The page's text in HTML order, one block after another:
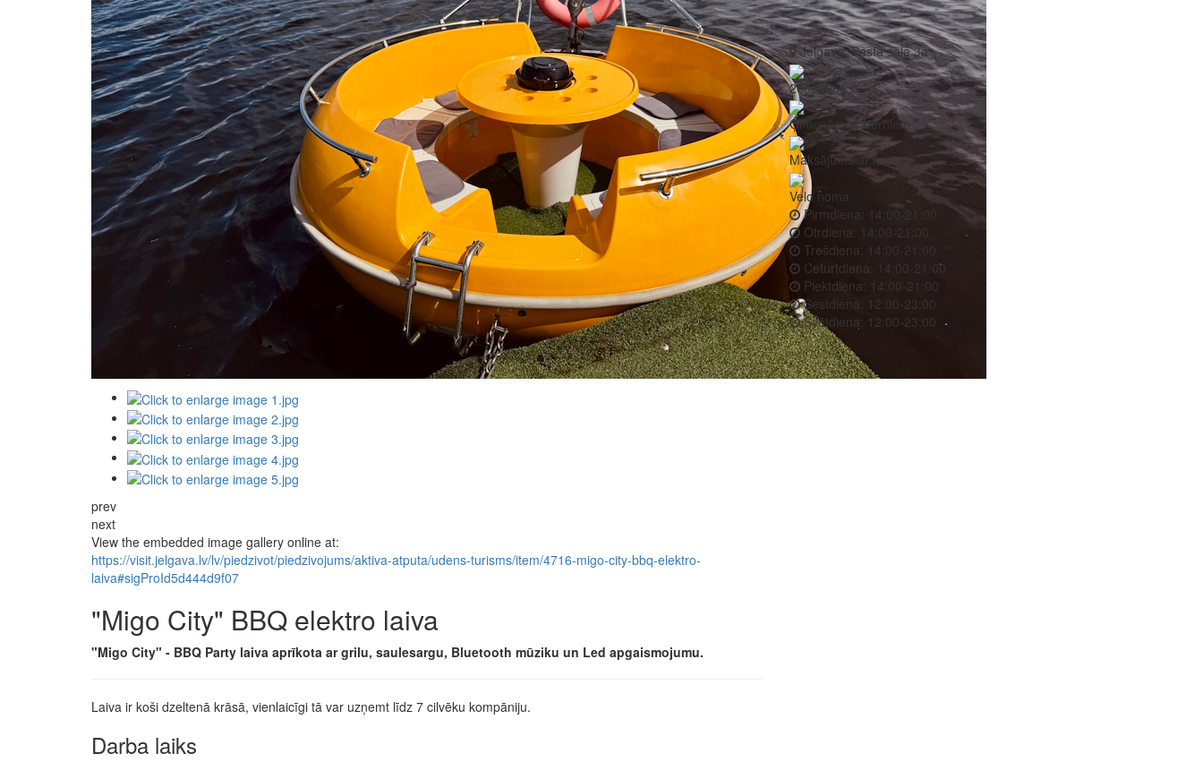
prev
next
View the embedded image gallery online at:
https://visit.jelgava.lv/lv/piedzivot/piedzivojums/aktiva-atputa/udens-turisms/item/4716-migo-city-bbq-elektro-
laiva#sigProId5d444d9f07
"Migo City" BBQ elektro laiva
"Migo City" - BBQ Party laiva aprīkota ar grilu, saulesargu, Bluetooth mūziku un Led apgaismojumu.
Laiva ir koši dzeltenā krāsā, vienlaicīgi tā var uzņemt līdz 7 cilvēku kompāniju.
Darba laiks
Jelgava, Pasta sala 3a
26623961
Ģimenēm ar bērniem
Maksājums ar karti
Velo noma
Pirmdiena: 14:00-21:00
Otrdiena: 14:00-21:00
Trešdiena: 14:00-21:00
Ceturtdiena: 14:00-21:00
Piektdiena: 14:00-21:00
Sestdiena: 12:00-23:00
Svētdiena: 12:00-23:00